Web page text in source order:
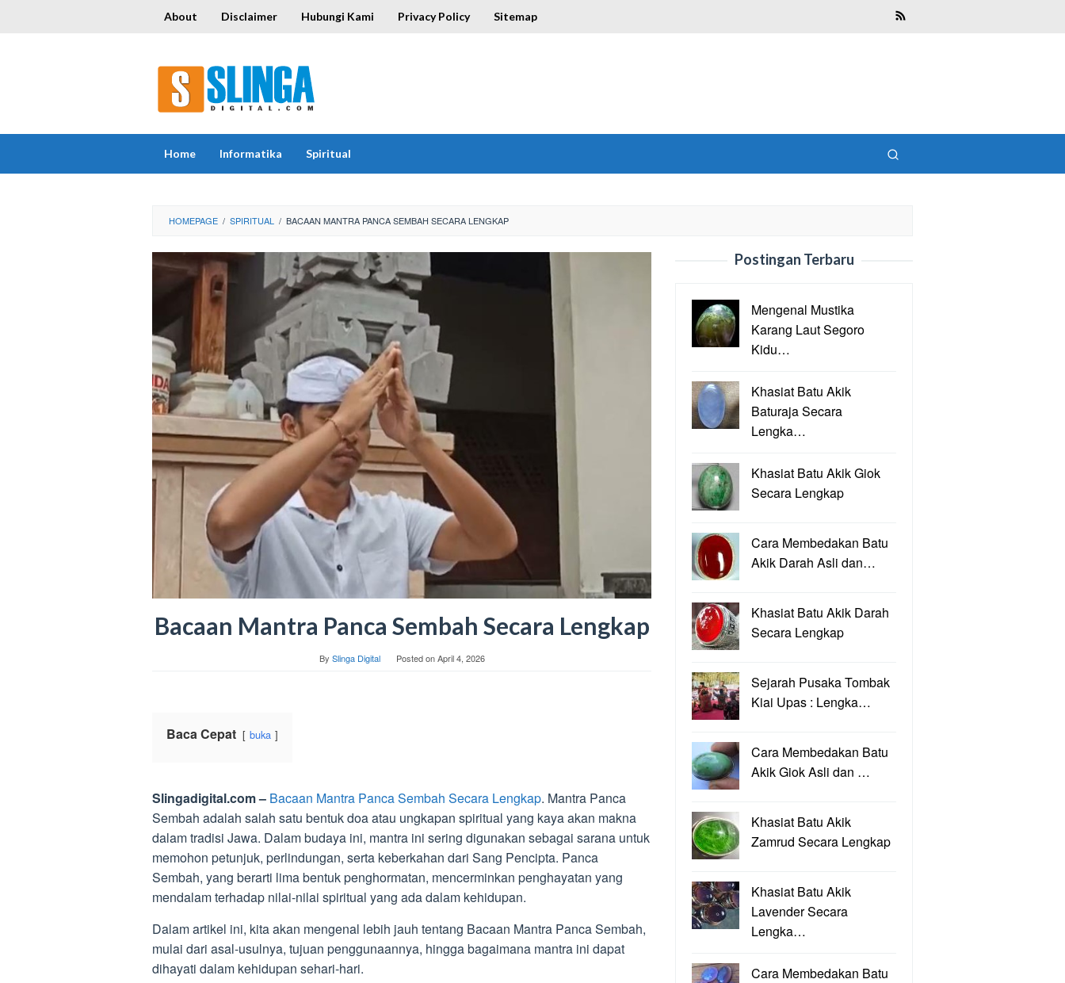
About Disclaimer Hubungi Kami Privacy Policy Sitemap
Home Informatika Spiritual
HOMEPAGE / SPIRITUAL / BACAAN MANTRA PANCA SEMBAH SECARA LENGKAP
Bacaan Mantra Panca Sembah Secara Lengkap
By Slinga Digital Posted onApril 4, 2026
Baca Cepat buka
Slingadigital.com – Bacaan Mantra Panca Sembah Secara Lengkap. Mantra Panca
Sembah adalah salah satu bentuk doa atau ungkapan spiritual yang kaya akan makna
dalam tradisi Jawa. Dalam budaya ini, mantra ini sering digunakan sebagai sarana untuk
memohon petunjuk, perlindungan, serta keberkahan dari Sang Pencipta. Panca
Sembah, yang berarti lima bentuk penghormatan, mencerminkan penghayatan yang
mendalam terhadap nilai-nilai spiritual yang ada dalam kehidupan.
Dalam artikel ini, kita akan mengenal lebih jauh tentang Bacaan Mantra Panca Sembah,
mulai dari asal-usulnya, tujuan penggunaannya, hingga bagaimana mantra ini dapat
dihayati dalam kehidupan sehari-hari.
Postingan Terbaru
Mengenal Mustika
Karang Laut Segoro
Kidu…
Khasiat Batu Akik
Baturaja Secara
Lengka…
Khasiat Batu Akik Giok
Secara Lengkap
Cara Membedakan Batu
Akik Darah Asli dan…
Khasiat Batu Akik Darah
Secara Lengkap
Sejarah Pusaka Tombak
Kiai Upas : Lengka…
Cara Membedakan Batu
Akik Giok Asli dan …
Khasiat Batu Akik
Zamrud Secara Lengkap
Khasiat Batu Akik
Lavender Secara
Lengka…
Cara Membedakan Batu